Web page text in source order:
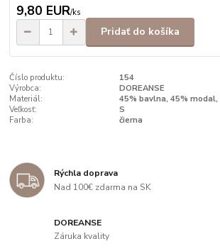
9,80 EUR/ks
Pridať do košíka
Číslo produktu:
154
Výrobca:
DOREANSE
Materiál:
45% bavlna, 45%
Veľkosť:
S
Farba:
čierna
Rýchla doprava
Nad 100€ zdarma na SK
DOREANSE
Záruka kvality